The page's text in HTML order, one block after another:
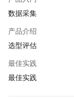
数据采集
产品介绍
选型评估
最佳实践
最佳实践